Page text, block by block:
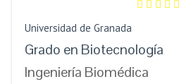
Universidad de Granada
Grado en Biotecnología
Ingeniería Biomédica